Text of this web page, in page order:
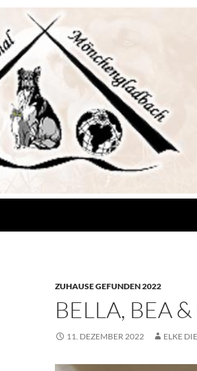
ZUHAUSE GEFUNDEN 2022
BELLA, BEA
11. DEZEMBER 2022 ELKE